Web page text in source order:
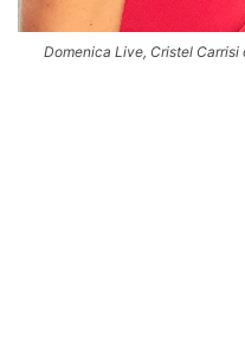
Domenica Live, Cristel